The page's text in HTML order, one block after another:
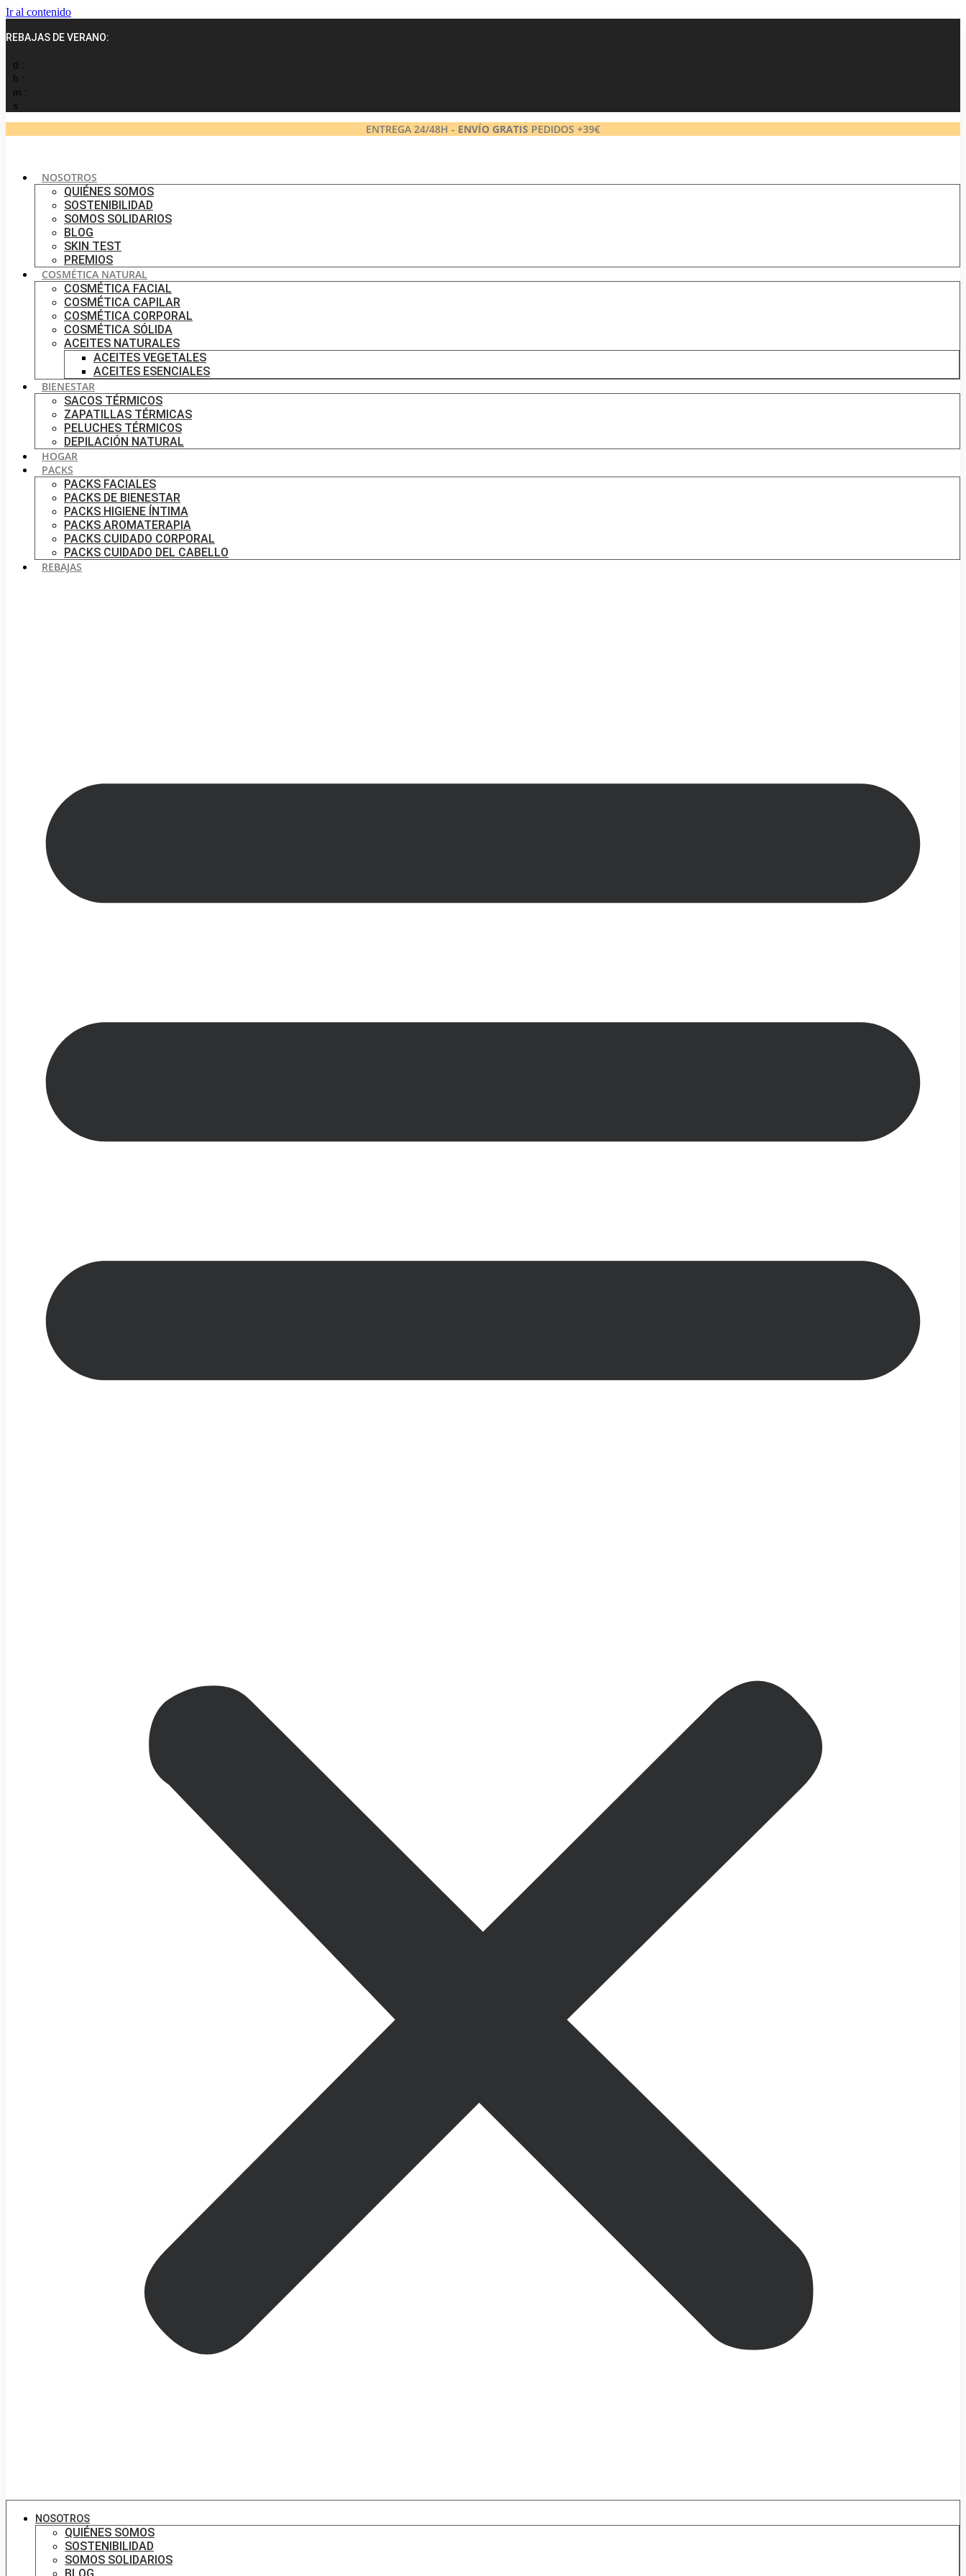
Ir al contenido
REBAJAS DE VERANO:
d :
h :
m :
s
ENTREGA 24/48H - ENVÍO GRATIS PEDIDOS +39€
NOSOTROS
QUIÉNES SOMOS
SOSTENIBILIDAD
SOMOS SOLIDARIOS
BLOG
SKIN TEST
PREMIOS
COSMÉTICA NATURAL
COSMÉTICA FACIAL
COSMÉTICA CAPILAR
COSMÉTICA CORPORAL
COSMÉTICA SÓLIDA
ACEITES NATURALES
ACEITES VEGETALES
ACEITES ESENCIALES
BIENESTAR
SACOS TÉRMICOS
ZAPATILLAS TÉRMICAS
PELUCHES TÉRMICOS
DEPILACIÓN NATURAL
HOGAR
PACKS
PACKS FACIALES
PACKS DE BIENESTAR
PACKS HIGIENE ÍNTIMA
PACKS AROMATERAPIA
PACKS CUIDADO CORPORAL
PACKS CUIDADO DEL CABELLO
REBAJAS
NOSOTROS
QUIÉNES SOMOS
SOSTENIBILIDAD
SOMOS SOLIDARIOS